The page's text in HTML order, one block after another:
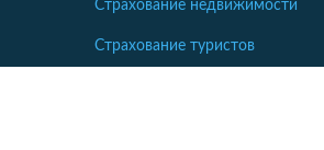
Страхование недвижимости
Страхование туристов